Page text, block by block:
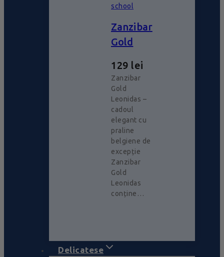
school
Zanzibar
Gold
129 lei
Zanzibar
Gold
Leonidas –
cadoul
elegant cu
praline
belgiene de
excepție
Zanzibar
Gold
Leonidas
conține…
Delicatese